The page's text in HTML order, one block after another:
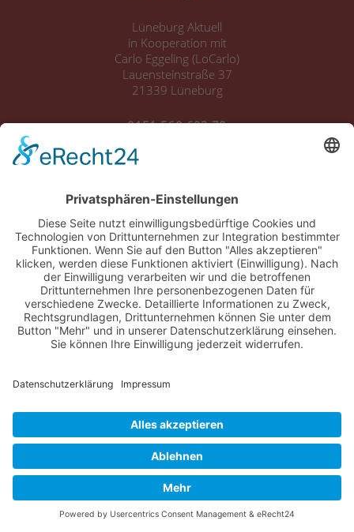
Lüneburg Aktuell
in Kooperation mit
Carlo Eggeling (LoCarlo)
Lauensteinstraße 37
21339 Lüneburg
0151 560 693 70
info@lueneburgaktuell.de
Anmelden
Registrieren
Nutzungsbedingungen
Über Uns
Kontakt
Cookie-Einstellungen